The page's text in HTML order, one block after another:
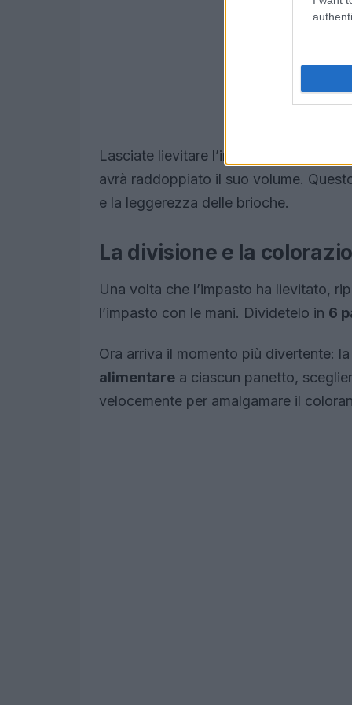
Lasciate lievitare l’impasto in un luogo
avrà raddoppiato il suo volume.
e la leggerezza delle brioche.
La divisione e la
Una volta che l’impasto ha lievitato,
l’impasto con le mani. Dividetelo in 6
Ora arriva il momento più divertente:
alimentare a ciascun panetto,
velocemente per amalgamare il